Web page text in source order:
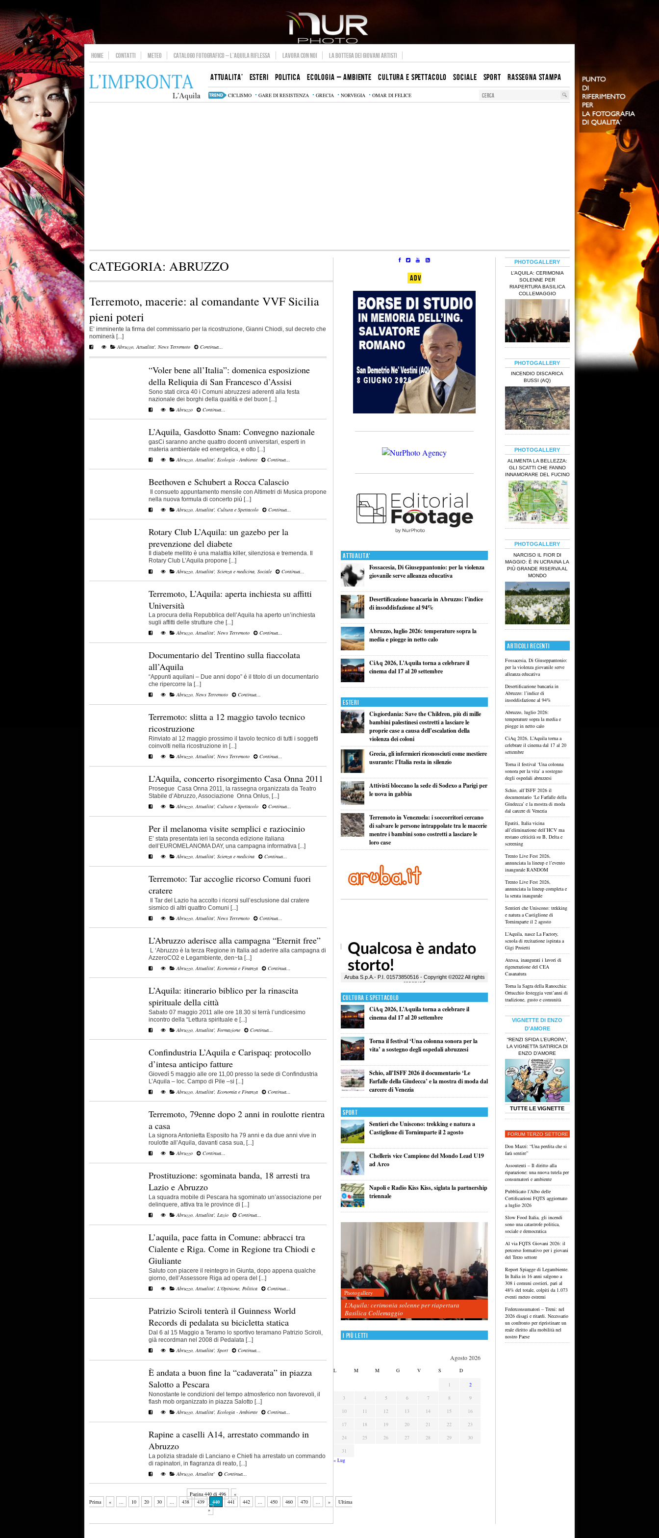
HOME CONTATTI METEO CATALOGO FOTOGRAFICO – L’AQUILA RIFLESSA LAVORA CON NOI LA BOTTEGA DEI GIOVANI ARTISTI
ATTUALITA’ ESTERI POLITICA ECOLOGIA – AMBIENTE CULTURA E SPETTACOLO SOCIALE SPORT RASSEGNA STAMPA
CICLISMO GARE DI RESISTENZA GRECIA NORVEGIA OMAR DI FELICE
CATEGORIA: ABRUZZO
Terremoto, macerie: al comandante VVF Sicilia
pieni poteri
E’ imminente la firma del commissario per la ricostruzione, Gianni Chiodi, sul decreto che
nominerà [...]
Abruzzo,Attualita', News Terremoto Continua...
“Voler bene all’Italia”: domenica esposizione
della Reliquia di San Francesco d’Assisi
Sono stati circa 40 i Comuni abruzzesi aderenti alla festa
nazionale dei borghi della qualità e del buon [...]
Abruzzo
Continua...
L’Aquila, Gasdotto Snam: Convegno nazionale
gasCi saranno anche quattro docenti universitari, esperti in
materia ambientale ed energetica, e otto [...]
Abruzzo Attualita', Ecologia - Ambiente Continua...
Beethoven e Schubert a Rocca Calascio
Il consueto appuntamento mensile con Altimetri di Musica propone
nella nuova formula di concerto più [...]
Abruzzo Attualita', Cultura e Spettacolo Continua...
Rotary Club L’Aquila: un gazebo per la
prevenzione del diabete
Il diabete mellito è una malattia killer, silenziosa e tremenda. Il
Rotary Club L’Aquila propone [...]
Abruzzo Attualita', Scienza e medicina Sociale Continua...
Terremoto, L’Aquila: aperta inchiesta su affitti
Università
La procura della Repubblica dell’Aquila ha aperto un’inchiesta
sugli affitti delle strutture che [...]
Abruzzo,Attualita', News Terremoto Continua...
Documentario del Trentino sulla fiaccolata
all’Aquila
“Appunti aquilani – Due anni dopo” é il titolo di un documentario
che ripercorre la [...]
Abruzzo, News Terremoto Continua...
Terremoto: slitta a 12 maggio tavolo tecnico
ricostruzione
Rinviato al 12 maggio prossimo il tavolo tecnico di tutti i soggetti
coinvolti nella ricostruzione in [...]
Abruzzo,Attualita', News Terremoto Continua...
L’Aquila, concerto risorgimento Casa Onna 2011
Prosegue Casa Onna 2011, la rassegna organizzata da Teatro
Stabile d’Abruzzo, Associazione Onna Onlus, [...]
Abruzzo,Attualita', Cultura e Spettacolo Continua...
Per il melanoma visite semplici e raziocinio
E’ stata presentata ieri la seconda edizione italiana
dell’EUROMELANOMA DAY, una campagna informativa [...]
Abruzzo,Attualita', Scienza e medicina Continua...
Terremoto: Tar accoglie ricorso Comuni fuori
cratere
Il Tar del Lazio ha accolto i ricorsi sull’esclusione dal cratere
sismico di altri quattro Comuni [...]
Abruzzo,Attualita', News Terremoto Continua...
L’Abruzzo aderisce alla campagna “Eternit free”
L ‘Abruzzo è la terza Regione in Italia ad aderire alla campagna di
AzzeroCO2 e Legambiente, den~ta [...]
Abruzzo,Attualita', Economia e Finanza Continua...
L’Aquila: itinerario biblico per la rinascita
spirituale della città
Sabato 07 maggio 2011 alle ore 18.30 si terrà l’undicesimo
incontro della “Lettura spirituale e [...]
Abruzzo Attualita', Formazione Continua...
Confindustria L’Aquila e Carispaq: protocollo
d’intesa anticipo fatture
Giovedì 5 maggio alle ore 11,00 presso la sede di Confindustria
L’Aquila – loc. Campo di Pile –si [...]
Abruzzo Attualita', Economia e Finanza Continua...
Terremoto, 79enne dopo 2 anni in roulotte rientra
a casa
La signora Antonietta Esposito ha 79 anni e da due anni vive in
roulotte all’Aquila, davanti casa sua, [...]
Abruzzo
Continua...
Prostituzione: sgominata banda, 18 arresti tra
Lazio e Abruzzo
La squadra mobile di Pescara ha sgominato un’associazione per
delinquere, attiva tra le province di [...]
Abruzzo,Attualita', Lazio Continua...
L’aquila, pace fatta in Comune: abbracci tra
Cialente e Riga. Come in Regione tra Chiodi e
Giuliante
Saluto con piacere il reintegro in Giunta, dopo appena qualche
giorno, dell’Assessore Riga ad opera del [...]
Abruzzo,Attualita', L'Opinione, Politica Continua...
Patrizio Sciroli tenterà il Guinness World
Records di pedalata su bicicletta statica
Dal 6 al 15 Maggio a Teramo lo sportivo teramano Patrizio Sciroli,
già recordman nel 2008 di Pedalata [...]
Abruzzo,Attualita', Sport Continua...
È andata a buon fine la “cadaverata” in piazza
Salotto a Pescara
Nonostante le condizioni del tempo atmosferico non favorevoli, il
flash mob organizzato in piazza Salotto [...]
Abruzzo,Attualita', Ecologia - Ambiente Continua...
Rapine a caselli A14, arrestato commando in
Abruzzo
La polizia stradale di Lanciano e Chieti ha arrestato un commando
di rapinatori, in flagranza di reato, [...]
Abruzzo,Attualita' Continua...
Pagina 440 di 496
«
Prima
« ... 10 20 30 ... 438 439 440 441 442 ... 450 460 470 ... »
Ultima
»
ADV
Attualita'
Fossacesia, Di Giuseppantonio: per la violenza
giovanile serve alleanza educativa
Desertificazione bancaria in Abruzzo: l’indice
di insoddisfazione al 94%
Abruzzo, luglio 2026: temperature sopra la
media e piogge in netto calo
CiAq 2026, L’Aquila torna a celebrare il
cinema dal 17 al 20 settembre
Esteri
Cisgiordania: Save the Children, più di mille
bambini palestinesi costretti a lasciare le
proprie case a causa dell’escalation della
violenza dei coloni
Grecia, gli infermieri riconosciuti come mestiere
usurante: l’Italia resta in silenzio
Attivisti bloccano la sede di Sodexo a Parigi per
le uova in gabbia
Terremoto in Venezuela: i soccorritori cercano
di salvare le persone intrappolate tra le macerie
mentre i bambini sono costretti a lasciare le
loro case
Cultura e Spettacolo
CiAq 2026, L’Aquila torna a celebrare il
cinema dal 17 al 20 settembre
Torna il festival ‘Una colonna sonora per la
vita’ a sostegno degli ospedali abruzzesi
Schio, all’ISFF 2026 il documentario ‘Le
Farfalle della Giudecca’ e la mostra di moda dal
carcere di Venezia
Sport
Sentieri che Uniscono: trekking e natura a
Castiglione di Tornimparte il 2 agosto
Chelleris vice Campione del Mondo Lead U19
ad Arco
Napoli e Radio Kiss Kiss, siglata la partnership
triennale
Photogallery
L’Aquila: cerimonia solenne per riapertura
Basilica Collemaggio
I più letti
Agosto 2026
L M M G V S D
1
2
3
4 5 6 7 8
9
10
11 12 13 14 15
16
17
18 19 20 21 22
23
24
25 26 27 28 29
30
31
« Lug
PHOTOGALLERY
L’AQUILA: CERIMONIA
SOLENNE PER
RIAPERTURA BASILICA
COLLEMAGGIO
PHOTOGALLERY
INCENDIO DISCARICA
BUSSI (AQ)
PHOTOGALLERY
ALIMENTA LA BELLEZZA:
GLI SCATTI CHE FANNO
INNAMORARE DEL FUCINO
PHOTOGALLERY
NARCISO IL FIOR DI
MAGGIO: È IN UCRAINA LA
PIÙ GRANDE RISERVA AL
MONDO
ARTICOLI RECENTI
Fossacesia, Di Giuseppantonio:
per la violenza giovanile serve
alleanza educativa
Desertificazione bancaria in
Abruzzo: l’indice di
insoddisfazione al 94%
Abruzzo, luglio 2026:
temperature sopra la media e
piogge in netto calo
CiAq 2026, L’Aquila torna a
celebrare il cinema dal 17 al 20
settembre
Torna il festival ‘Una colonna
sonora per la vita’ a sostegno
degli ospedali abruzzesi
Schio, all’ISFF 2026 il
documentario ‘Le Farfalle della
Giudecca’ e la mostra di moda
dal carcere di Venezia
Epatiti, Italia vicina
all’eliminazione dell’HCV ma
restano criticità su B, Delta e
screening
Trento Live Fest 2026,
annunciata la lineup e l’evento
inaugurale RANDOM
Trento Live Fest 2026,
annunciata la lineup completa e
la serata inaugurale
Sentieri che Uniscono: trekking
e natura a Castiglione di
Tornimparte il 2 agosto
L’Aquila, nasce La Factory,
scuola di recitazione ispirata a
Gigi Proietti
Atessa, inaugurati i lavori di
rigenerazione del CEA
Casanatura
Torna la Sagra della Ranocchia:
Ortucchio festeggia vent’anni di
tradizione, gusto e comunità
VIGNETTE DI ENZO
D'AMORE
“RENZI SFIDA L’EUROPA”,
LA VIGNETTA SATIRICA DI
ENZO D’AMORE
TUTTE LE VIGNETTE
FORUM TERZO SETTORE
Don Mazzi: “Una perdita che si
farà sentire”
Assoutenti – Il diritto alla
riparazione: una nuova tutela per
consumatori e ambiente
Pubblicato l’Albo delle
Certificazioni FQTS aggiornato
a luglio 2026
Slow Food Italia, gli incendi
sono una catastrofe politica,
sociale e democratica
Al via FQTS Giovani 2026: il
percorso formativo per i giovani
del Terzo settore
Report Spiagge di Legambiente.
In Italia in 16 anni salgono a
308 i comuni costieri, pari al
48% del totale, colpiti da 1.073
eventi meteo estremi
Federconsumatori – Treni: nel
2026 disagi e ritardi. Necessario
un confronto per ripristinare un
reale diritto alla mobilità nel
nostro Paese